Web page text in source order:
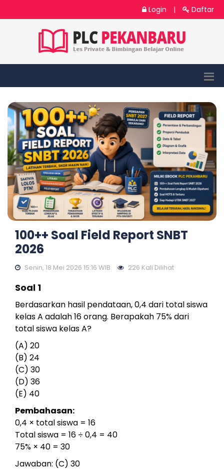
Login | Daftar
100++ Soal Field Report SNBT
2026
Senin, 18 Mei 2026 15:16 WIB 226 Kali Dilihat
Soal 1
Berdasarkan hasil pendataan, 0,4 dari total siswa
kelas A adalah 16 orang. Berapakah 75% dari
total siswa kelas A?
(A) 20
(B) 24
(C) 30
(D) 36
(E) 40
Pembahasan:
0,4 × total siswa = 16
Total siswa = 16 ÷ 0,4 = 40
75% × 40 = 30
Jawaban: (C) 30